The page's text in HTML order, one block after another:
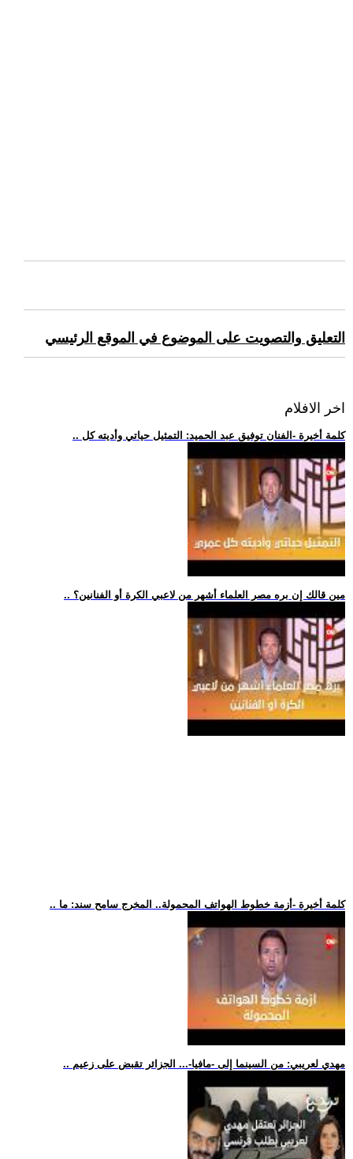
التعليق والتصويت على الموضوع في الموقع الرئيسي
اخر الافلام
.. كلمة أخيرة -الفنان توفيق عبد الحميد: التمثيل حياتي وأديته كل
.. مين قالك إن بره مصر العلماء أشهر من لاعبي الكرة أو الفنانين؟
.. كلمة أخيرة -أزمة خطوط الهواتف المحمولة.. المخرج سامح سند: ما
.. مهدي لعريبي: من السينما إلى -مافيا-... الجزائر تقبض على زعيم